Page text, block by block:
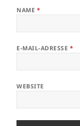
NAME *
E-MAIL-ADRESSE *
WEBSITE